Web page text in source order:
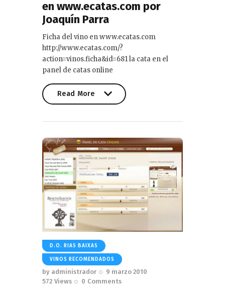
en www.ecatas.com por
Joaquín Parra
Ficha del vino en www.ecatas.com
http://www.ecatas.com/?
action=vinos.ficha&id=681 la cata en el
panel de catas online
Read More
D.O. RIAS BAIXAS
VINOS RECOMENDADOS
by administrador
9 marzo 2010
572 Views 0 Comments